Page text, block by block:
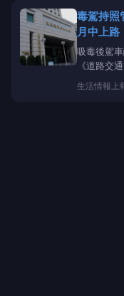
速公路；
府規定辦理
毒駕持
月中上路
吸毒後駕
《道路交
部
今天（
分條文，
生活情報